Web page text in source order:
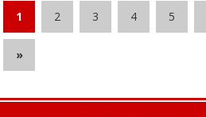
1 2 3 4 5
»